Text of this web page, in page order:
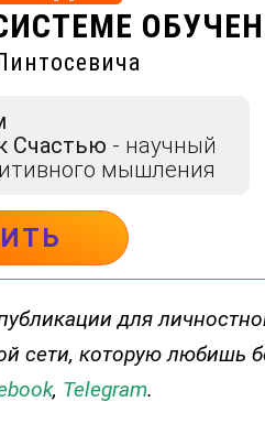
Счастью - научный
мышления
для
сети, которую любишь
, Telegram.